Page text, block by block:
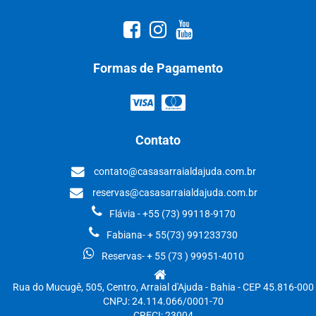
Formas de Pagamento
Contato
contato@casasarraialdajuda.com.br
reservas@casasarraialdajuda.com.br
Flávia - +55 (73) 99118-9170
Fabiana- + 55(73) 991233730
Reservas- + 55 (73 ) 99951-4010
Rua do Mucugê, 505, Centro, Arraial d'Ajuda - Bahia - CEP 45.816-000
CNPJ: 24.114.066/0001-70